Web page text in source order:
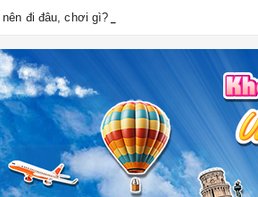
đi đâu, chơi gì?